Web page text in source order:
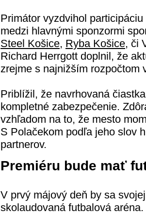
Primátor vyzdvihol
medzi hlavnými sponzormi
Steel Košice, Ryba Košice, či
Richard Herrgott doplnil, že
zrejme s najnižším rozpočtom
Priblížil, že navrhovaná
kompletné zabezpečenie.
vzhľadom na to, že mesto
S Polačekom podľa jeho slov
partnerov.
Premiéru bude mať
V prvý májový deň by sa
skolaudovaná futbalová aréna.